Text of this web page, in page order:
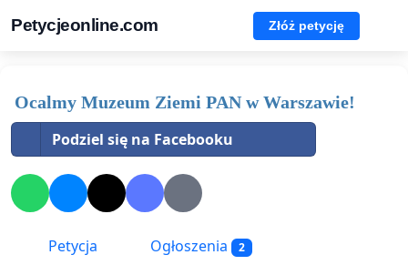
Petycjeonline.com Złóż petycję
Ocalmy Muzeum Ziemi PAN w Warszawie!
Podziel się na Facebooku
Petycja Ogłoszenia 2